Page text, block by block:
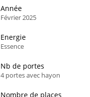
Année
Février 2025
Energie
Essence
Nb de portes
4 portes avec hayon
Nombre de places